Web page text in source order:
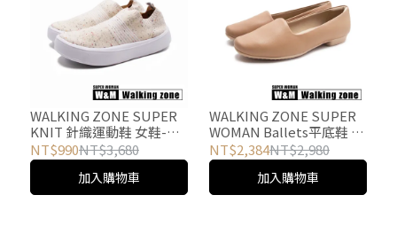
WALKING ZONE SUPER
KNIT 針織運動鞋 女鞋-混
米
NT$990NT$3,680
加入購物車
WALKING ZONE SUPER
WOMAN Ballets平底鞋 女
鞋-卡其
NT$2,384NT$2,980
加入購物車